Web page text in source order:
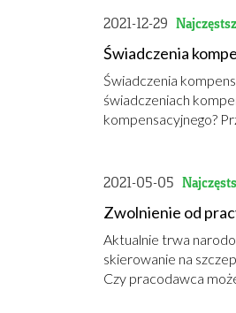
2021-12-29
Świadczenia
Świadczenia
świadczeniach
kompensacyjnego?
2021-05-05
Zwolnienie od
Aktualnie trwa
skierowanie na
Czy pracodawca